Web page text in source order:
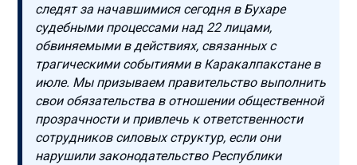
следят за начавшимися сегодня в Бухаре
судебными процессами над 22 лицами,
обвиняемыми в действиях, связанных с
трагическими событиями в Каракалпакстане в
июле. Мы призываем правительство выполнить
свои обязательства в отношении общественной
прозрачности и привлечь к ответственности
сотрудников силовых структур, если они
нарушили законодательство Республики